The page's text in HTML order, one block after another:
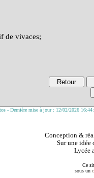
de vivaces;
- Dernière mise à jour : 12/02/2026
Conception &
Sur une
Lycée
Ce
sous un